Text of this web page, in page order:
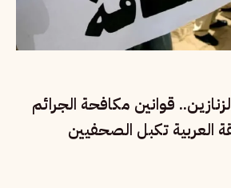
قوانين مكافحة الجرائم
العربية تكبل الصحفيين